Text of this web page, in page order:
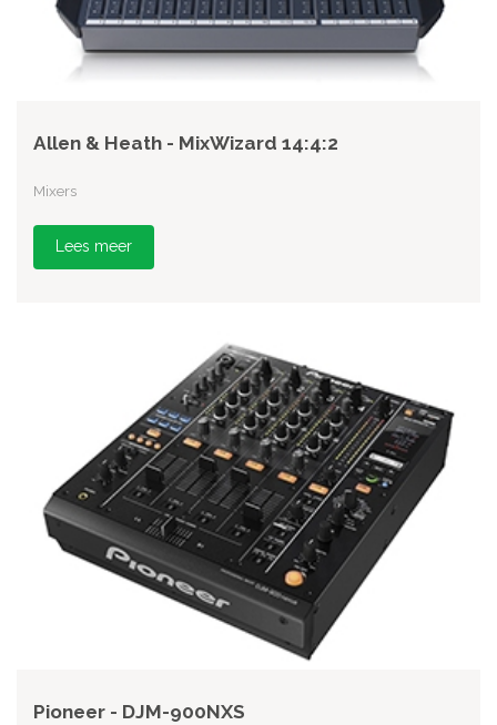
Allen & Heath - MixWizard 14:4:2
Mixers
Lees meer
Pioneer - DJM-900NXS